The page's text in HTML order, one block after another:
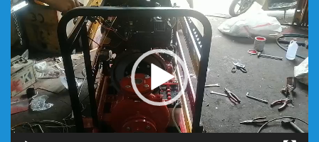
Trình
chơi
Video